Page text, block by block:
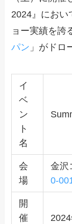
2024』におい
ョー実績を誇
パン 」がドロ
イ
ベ
ン
ト
名
会
場
金沢
0-
開
催